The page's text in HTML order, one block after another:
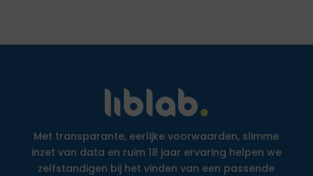
Met transparante, eerlijke voorwaarden, slimme
inzet van data en ruim 18 jaar ervaring helpen we
zelfstandigen bij het vinden van een passende